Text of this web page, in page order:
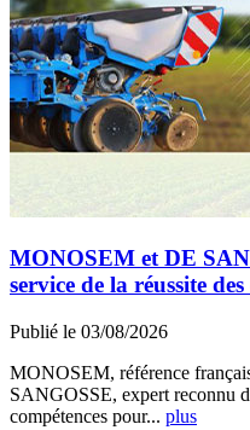
MONOSEM et DE
service de la réussite
Publié le 03/08/2026
MONOSEM, référence
SANGOSSE, expert reconnu
compétences pour... plus